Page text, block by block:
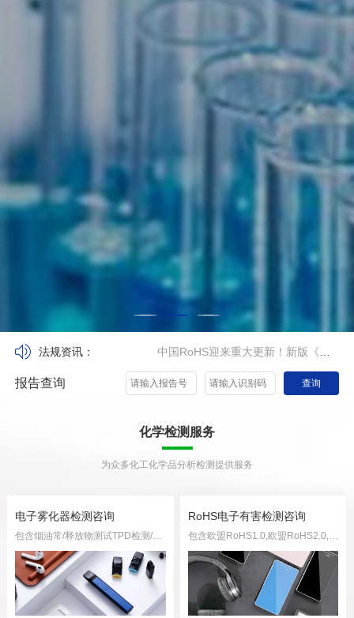
法规资讯：
RoHS报告≠PPWR合规！5大原因说透为什么RoHS报告不被PPWR采信
查询
报告查询
CHEMICAL
化学检测服务
为众多化工化学品分析检测提供服务
电子雾化器检测咨询
包含烟油常/释放物测试TPD检测/有害及潜在有害物质报告HPHCs检测
RoHS电子有害检测咨询
包含欧盟RoHS1.0,欧盟RoHS2.0,中国RoHS相关检测